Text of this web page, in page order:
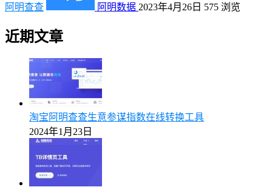
阿明查查 阿明数据 2023年4月26日 575 浏览
近期文章
淘宝阿明查查生意参谋指数在线转换工具
2024年1月23日